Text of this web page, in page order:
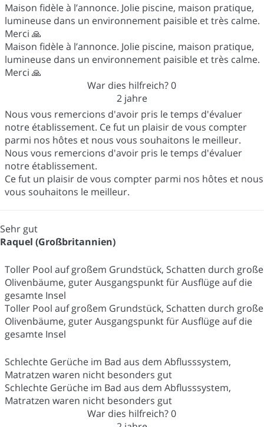
Maison fidèle à l’annonce. Jolie piscine, maison pratique,
lumineuse dans un environnement paisible et très calme.
Merci 🙏
Maison fidèle à l’annonce. Jolie piscine, maison pratique,
lumineuse dans un environnement paisible et très calme.
Merci 🙏
War dies hilfreich?0
2 jahre
Nous vous remercions d'avoir pris le temps d'évaluer
notre établissement. Ce fut un plaisir de vous compter
parmi nos hôtes et nous vous souhaitons le meilleur.
Nous vous remercions d'avoir pris le temps d'évaluer
notre établissement.
Ce fut un plaisir de vous compter parmi nos hôtes et nous
vous souhaitons le meilleur.
Sehr gut
Raquel (Großbritannien)
Toller Pool auf großem Grundstück, Schatten durch große
Olivenbäume, guter Ausgangspunkt für Ausflüge auf die
gesamte Insel
Toller Pool auf großem Grundstück, Schatten durch große
Olivenbäume, guter Ausgangspunkt für Ausflüge auf die
gesamte Insel
Schlechte Gerüche im Bad aus dem Abflusssystem,
Matratzen waren nicht besonders gut
Schlechte Gerüche im Bad aus dem Abflusssystem,
Matratzen waren nicht besonders gut
War dies hilfreich?0